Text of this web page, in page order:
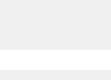
dans votre cagnotte